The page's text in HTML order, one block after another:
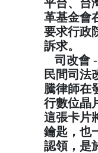
平台、台
革基金會
要求行政
訴求。
司改會
民間司法
騰律師在
行數位晶
這張卡片
鑰匙，也
認領，是